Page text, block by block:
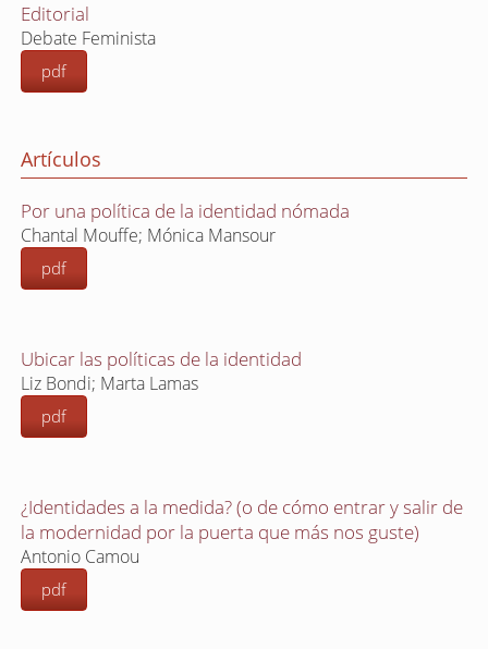
Editorial
Debate Feminista
pdf
Artículos
Por una política de la identidad nómada
Chantal Mouffe; Mónica Mansour
pdf
Ubicar las políticas de la identidad
Liz Bondi; Marta Lamas
pdf
¿Identidades a la medida? (o de cómo entrar y salir de
la modernidad por la puerta que más nos guste)
Antonio Camou
pdf